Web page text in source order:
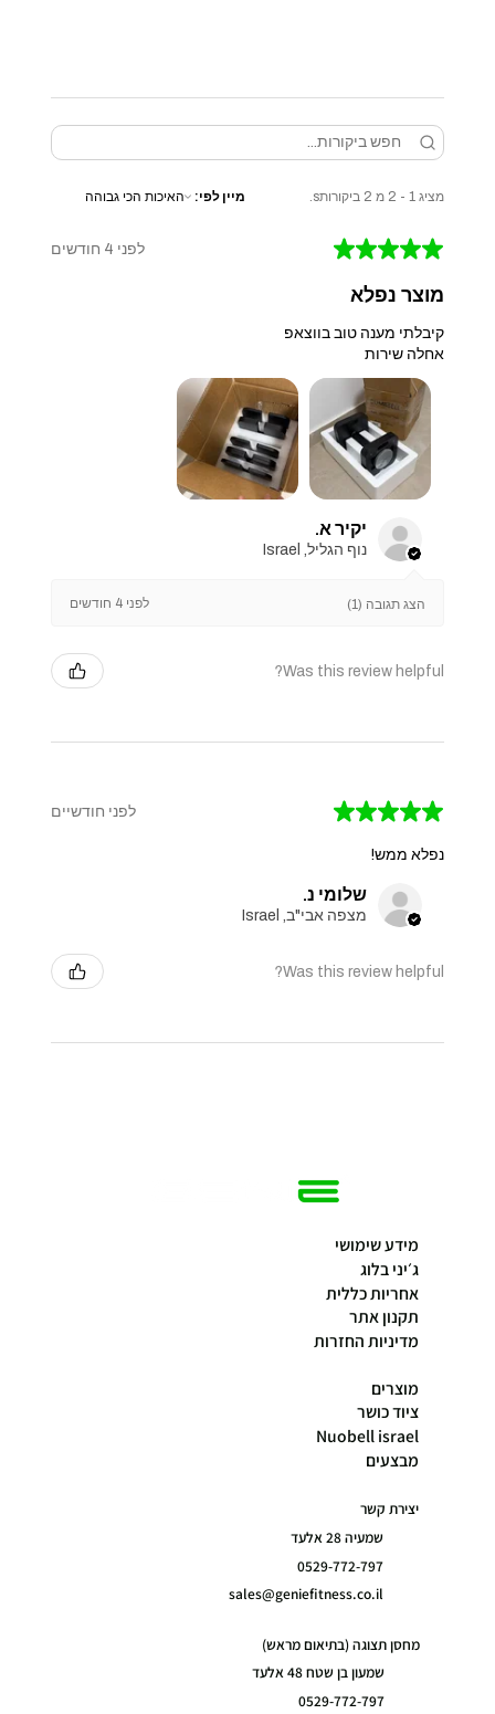
מציג 1 - 2 מ 2 ביקורותs. מיין לפי:
★
★
★
★
★ לפני 4 חודשים
מוצר נפלא
קיבלתי מענה טוב בווצאפ
אחלה שירות
יקיר א.
נוף הגליל, Israel
הצג תגובה (1) לפני 4 חודשים
Was this review helpful?
★
★
★
★
★ לפני חודשיים
נפלא ממש!
שלומי נ.
מצפה אבי"ב, Israel
Was this review helpful?
מידע שימושי
ג׳יני בלוג
אחריות כללית
תקנון אתר
מדיניות החזרות
מוצרים
ציוד כושר
Nuobell israel
מבצעים
יצירת קשר
שמעיה 28 אלעד
0529-772-797
sales@geniefitness.co.il
מחסן תצוגה (בתיאום מראש)
שמעון בן שטח 48 אלעד
0529-772-797